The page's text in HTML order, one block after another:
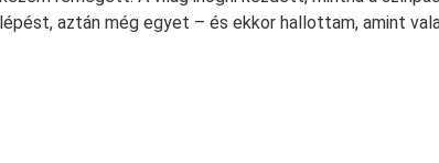
aztán még egyet – és ekkor hallottam, amint